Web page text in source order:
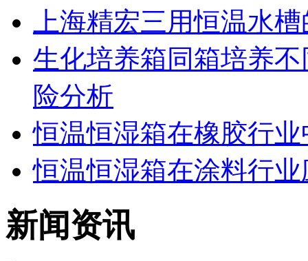
上海精宏三用恒温水
生化培养箱同箱培养
险分析
恒温恒湿箱在橡胶行
恒温恒湿箱在涂料行业
新闻资讯